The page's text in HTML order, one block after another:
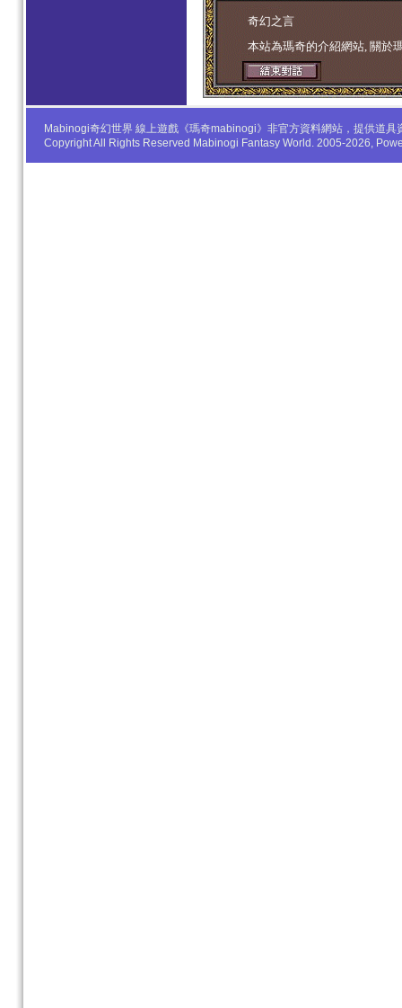
学生妹 奇幻之言
本站為瑪奇的介紹網站, 關於
Mabinogi奇幻世界 線上遊戲《瑪奇mabinogi》非官方資料網站，提供道
Copyright All Rights Reserved Mabinogi Fantasy World. 2005-2026,